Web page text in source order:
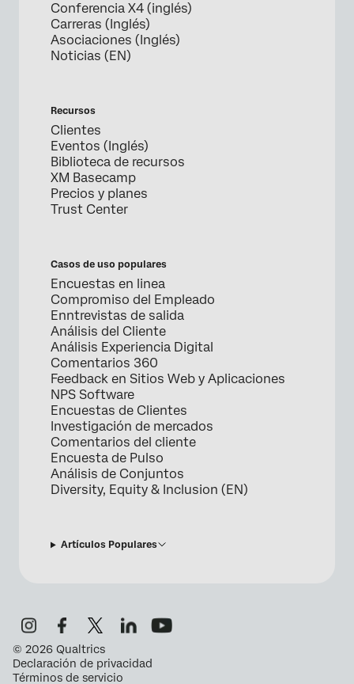
Conferencia X4 (inglés)
Carreras (Inglés)
Asociaciones (Inglés)
Noticias (EN)
Recursos
Clientes
Eventos (Inglés)
Biblioteca de recursos
XM Basecamp
Precios y planes
Trust Center
Casos de uso populares
Encuestas en linea
Compromiso del Empleado
Enntrevistas de salida
Análisis del Cliente
Análisis Experiencia Digital
Comentarios 360
Feedback en Sitios Web y Aplicaciones
NPS Software
Encuestas de Clientes
Investigación de mercados
Comentarios del cliente
Encuesta de Pulso
Análisis de Conjuntos
Diversity, Equity & Inclusion (EN)
Artículos Populares
© 2026 Qualtrics
Declaración de privacidad
Términos de servicio